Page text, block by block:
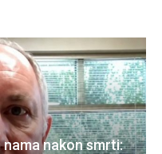
nakon smrti: